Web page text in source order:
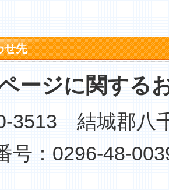
せ先
ージに関する
3513 結城郡八
号：0296-48-